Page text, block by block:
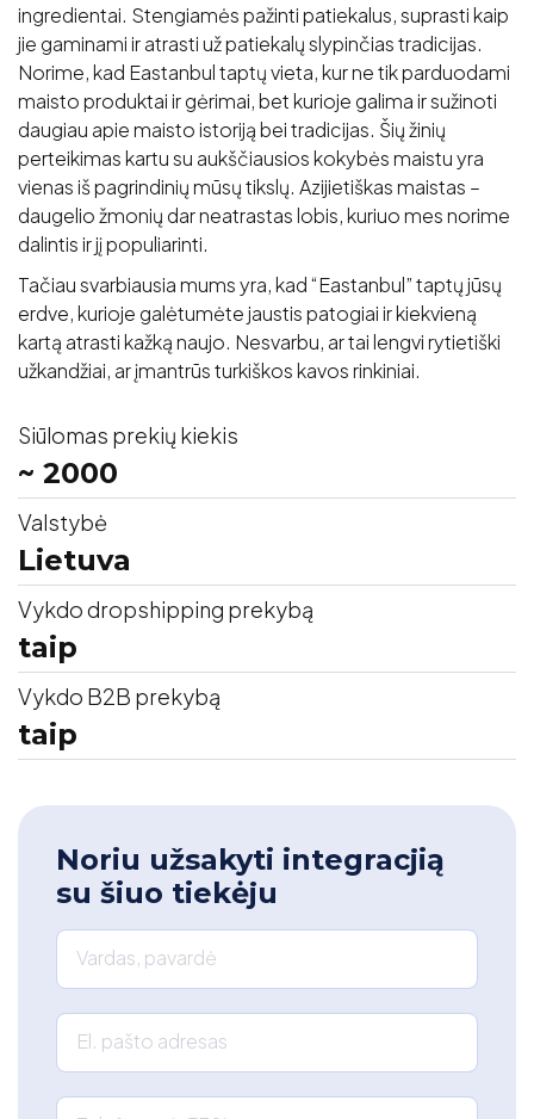
ingredientai. Stengiamės pažinti patiekalus, suprasti kaip
jie gaminami ir atrasti už patiekalų slypinčias tradicijas.
Norime, kad Eastanbul taptų vieta, kur ne tik parduodami
maisto produktai ir gėrimai, bet kurioje galima ir sužinoti
daugiau apie maisto istoriją bei tradicijas. Šių žinių
perteikimas kartu su aukščiausios kokybės maistu yra
vienas iš pagrindinių mūsų tikslų. Azijietiškas maistas –
daugelio žmonių dar neatrastas lobis, kuriuo mes norime
dalintis ir jį populiarinti.
Tačiau svarbiausia mums yra, kad “Eastanbul” taptų jūsų
erdve, kurioje galėtumėte jaustis patogiai ir kiekvieną
kartą atrasti kažką naujo. Nesvarbu, ar tai lengvi rytietiški
užkandžiai, ar įmantrūs turkiškos kavos rinkiniai.
Siūlomas prekių kiekis
~ 2000
Valstybė
Lietuva
Vykdo dropshipping prekybą
taip
Vykdo B2B prekybą
taip
Noriu užsakyti integracjią
su šiuo tiekėju
Vardas, pavardė
El. pašto adresas